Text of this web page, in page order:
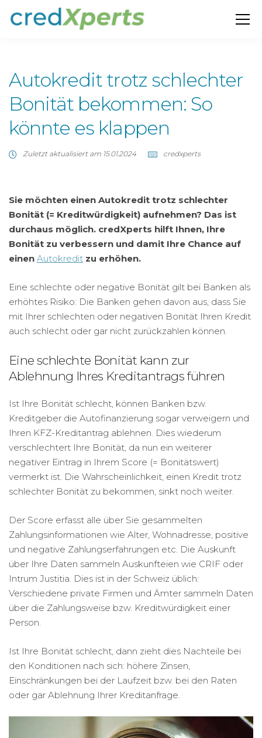
Autokredit trotz schlechter
Bonität bekommen: So
könnte es klappen
Zuletzt aktualisiert am 15.01.2024 credxperts
Sie möchten einen Autokredit trotz schlechter
Bonität (= Kreditwürdigkeit) aufnehmen? Das ist
durchaus möglich. credXperts hilft Ihnen, Ihre
Bonität zu verbessern und damit Ihre Chance auf
einen Autokredit zu erhöhen.
Eine schlechte oder negative Bonität gilt bei Banken als
erhöhtes Risiko: Die Banken gehen davon aus, dass Sie
mit Ihrer schlechten oder negativen Bonität Ihren Kredit
auch schlecht oder gar nicht zurückzahlen können.
Eine schlechte Bonität kann zur
Ablehnung Ihres Kreditantrags führen
Ist Ihre Bonität schlecht, können Banken bzw.
Kreditgeber die Autofinanzierung sogar verweigern und
Ihren KFZ-Kreditantrag ablehnen. Dies wiederum
verschlechtert Ihre Bonität, da nun ein weiterer
negativer Eintrag in Ihrem Score (= Bonitätswert)
vermerkt ist. Die Wahrscheinlichkeit, einen Kredit trotz
schlechter Bonität zu bekommen, sinkt noch weiter.
Der Score erfasst alle über Sie gesammelten
Zahlungsinformationen wie Alter, Wohnadresse, positive
und negative Zahlungserfahrungen etc. Die Auskunft
über Ihre Daten sammeln Auskunfteien wie CRIF oder
Intrum Justitia. Dies ist in der Schweiz üblich:
Verschiedene private Firmen und Ämter sammeln Daten
über die Zahlungsweise bzw. Kreditwürdigkeit einer
Person.
Ist Ihre Bonität schlecht, dann zieht dies Nachteile bei
den Konditionen nach sich: höhere Zinsen,
Einschränkungen bei der Laufzeit bzw. bei den Raten
oder gar Ablehnung Ihrer Kreditanfrage.